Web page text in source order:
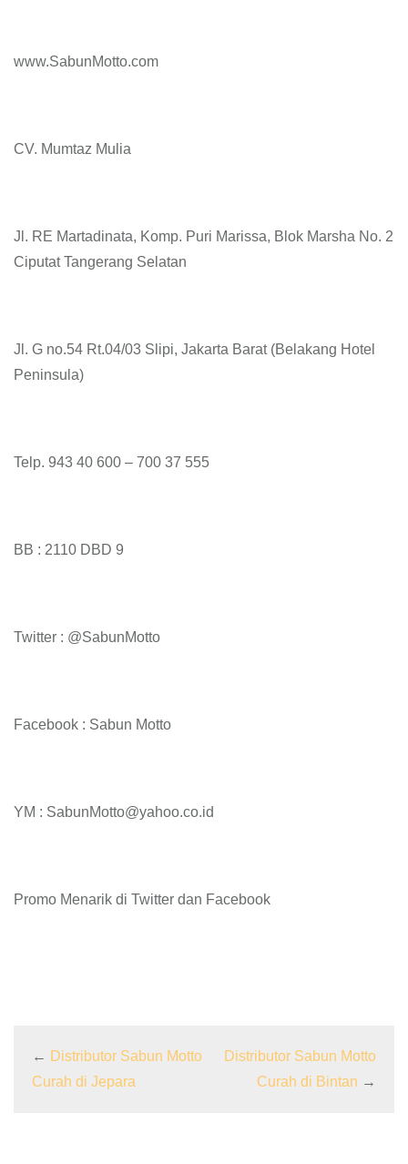
www.SabunMotto.com
CV. Mumtaz Mulia
Jl. RE Martadinata, Komp. Puri Marissa, Blok Marsha No. 2
Ciputat Tangerang Selatan
Jl. G no.54 Rt.04/03 Slipi, Jakarta Barat (Belakang Hotel
Peninsula)
Telp. 943 40 600 – 700 37 555
BB : 2110 DBD 9
Twitter : @SabunMotto
Facebook : Sabun Motto
YM : SabunMotto@yahoo.co.id
Promo Menarik di Twitter dan Facebook
← Distributor Sabun Motto
Curah di Jepara
Distributor Sabun Motto
Curah di Bintan →